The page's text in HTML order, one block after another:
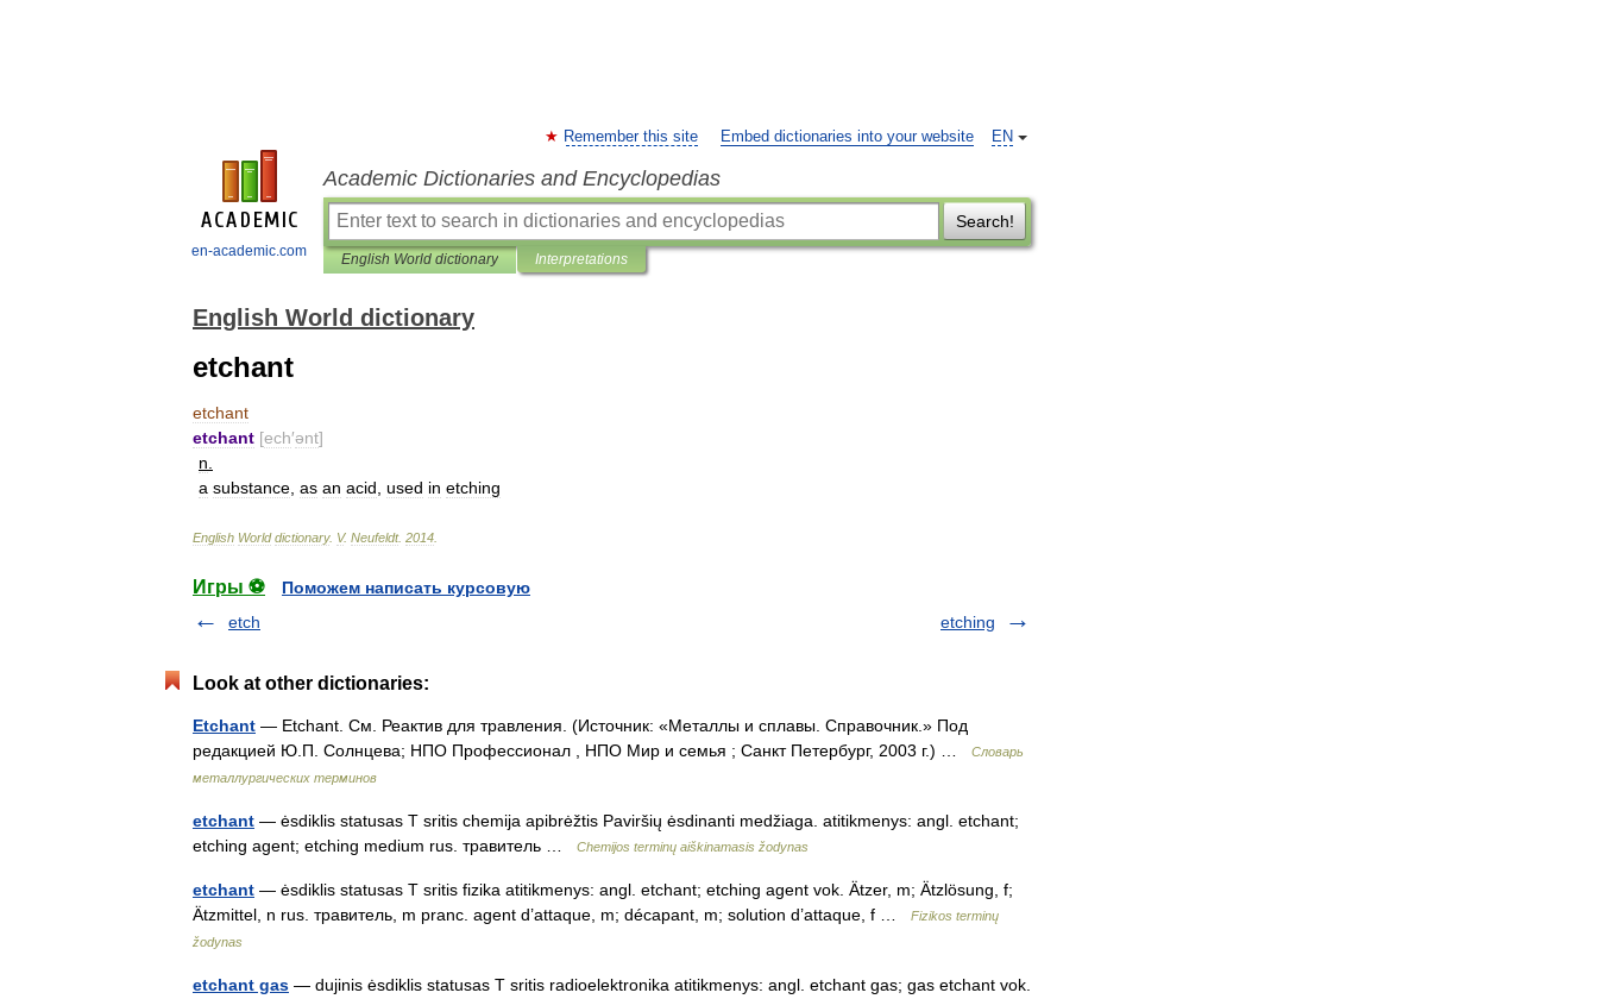
en-academic.com
EN
Remember this site Embed dictionaries into your website
Academic Dictionaries and Encyclopedias
Search!
English World dictionary Interpretations
English World dictionary
etchant
etchant
etchant [ech′ənt]
n
a substance as an acid used in etching
English World dictionary. V. Neufeldt. 2014
Игры ⚽
Поможем написать курсовую
etch
etching
Look at other dictionaries:
Etchant — Etchant. См. Реактив для травления. (Источник: «Металлы и сплавы. Справочник.» Под
редакцией Ю.П. Солнцева; НПО Профессионал , НПО Мир и семья ; Санкт Петербург, 2003 г.) …
Словарь
металлургических терминов
etchant — ėsdiklis statusas T sritis chemija apibrėžtis Paviršių ėsdinanti medžiaga. atitikmenys: angl. etchant;
etching agent; etching medium rus. травитель …
Chemijos terminų aiškinamasis žodynas
etchant — ėsdiklis statusas T sritis fizika atitikmenys: angl. etchant; etching agent vok. Ätzer, m; Ätzlösung, f;
Ätzmittel, n rus. травитель, m pranc. agent d’attaque, m; décapant, m; solution d’attaque, f …
Fizikos terminų
žodynas
etchant gas — dujinis ėsdiklis statusas T sritis radioelektronika atitikmenys: angl. etchant gas; gas etchant vok.